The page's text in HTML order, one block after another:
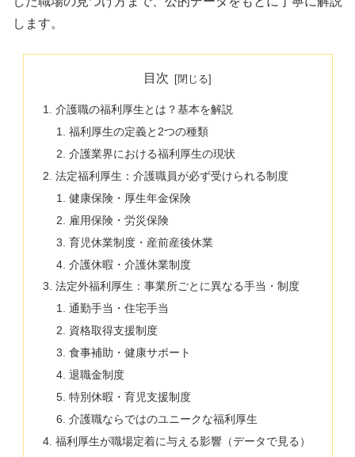
します。
目次
介護職の福利厚生とは？基本を解説
福利厚生の定義と2つの種類
介護業界における福利厚生の現状
法定福利厚生：介護職員が必ず受けられる制度
健康保険・厚生年金保険
雇用保険・労災保険
育児休業制度・産前産後休業
介護休暇・介護休業制度
法定外福利厚生：事業所ごとに異なる手当・制度
通勤手当・住宅手当
資格取得支援制度
食事補助・健康サポート
退職金制度
特別休暇・育児支援制度
介護職ならではのユニークな福利厚生
福利厚生が職場定着に与える影響（データで見る）